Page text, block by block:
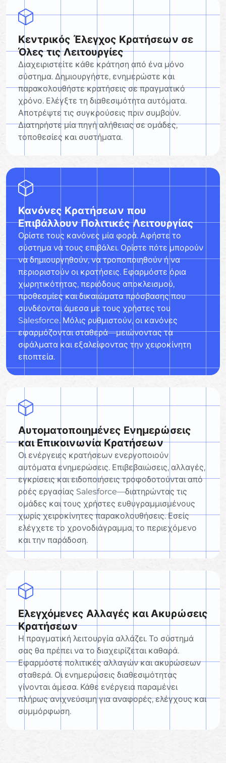
Κεντρικός Έλεγχος Κρατήσεων σε
Όλες τις Λειτουργίες
Διαχειριστείτε κάθε κράτηση από ένα μόνο
σύστημα. Δημιουργήστε, ενημερώστε και
παρακολουθήστε κρατήσεις σε πραγματικό
χρόνο. Ελέγξτε τη διαθεσιμότητα αυτόματα.
Αποτρέψτε τις συγκρούσεις πριν συμβούν.
Διατηρήστε μία πηγή αλήθειας σε ομάδες,
τοποθεσίες και συστήματα.
Κανόνες Κρατήσεων που
Επιβάλλουν Πολιτικές Λειτουργίας
Ορίστε τους κανόνες μία φορά. Αφήστε το
σύστημα να τους επιβάλει. Ορίστε πότε μπορούν
να δημιουργηθούν, να τροποποιηθούν ή να
περιοριστούν οι κρατήσεις. Εφαρμόστε όρια
χωρητικότητας, περιόδους αποκλεισμού,
προθεσμίες και δικαιώματα πρόσβασης που
συνδέονται άμεσα με τους χρήστες του
Salesforce. Μόλις ρυθμιστούν, οι κανόνες
εφαρμόζονται σταθερά—μειώνοντας τα
σφάλματα και εξαλείφοντας την χειροκίνητη
εποπτεία.
Αυτοματοποιημένες Ενημερώσεις
και Επικοινωνία Κρατήσεων
Οι ενέργειες κρατήσεων ενεργοποιούν
αυτόματα ενημερώσεις. Επιβεβαιώσεις, αλλαγές,
εγκρίσεις και ειδοποιήσεις τροφοδοτούνται από
ροές εργασίας Salesforce—διατηρώντας τις
ομάδες και τους χρήστες ευθυγραμμισμένους
χωρίς χειροκίνητες παρακολουθήσεις. Εσείς
ελέγχετε το χρονοδιάγραμμα, το περιεχόμενο
και την παράδοση.
Ελεγχόμενες Αλλαγές και Ακυρώσεις
Κρατήσεων
Η πραγματική λειτουργία αλλάζει. Το σύστημά
σας θα πρέπει να το διαχειρίζεται καθαρά.
Εφαρμόστε πολιτικές αλλαγών και ακυρώσεων
σταθερά. Οι ενημερώσεις διαθεσιμότητας
γίνονται άμεσα. Κάθε ενέργεια παραμένει
πλήρως ανιχνεύσιμη για αναφορές, ελέγχους και
συμμόρφωση.